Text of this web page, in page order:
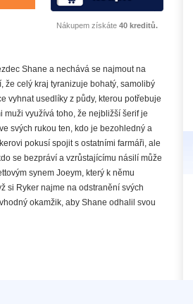
Nákupem získáte 40 kreditů.
Shane a nechává se najmout na
že celý kraj tyranizuje bohatý, samolibý
vyhnat usedlíky z půdy, kterou potřebuje
muži využívá toho, že nejbližší šerif je
svých rukou ten, kdo je bezohledný a
pokusí spojit s ostatními farmáři, ale
se bezpráví a vzrůstajícímu násilí může
synem Joeym, který k němu
si Ryker najme na odstranění svých
okamžik, aby Shane odhalil svou